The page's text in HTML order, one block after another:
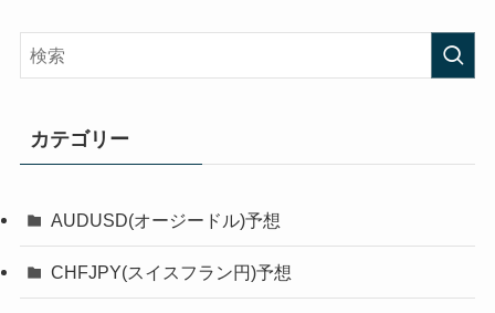
カテゴリー
AUDUSD(オージードル)予想
CHFJPY(スイスフラン円)予想